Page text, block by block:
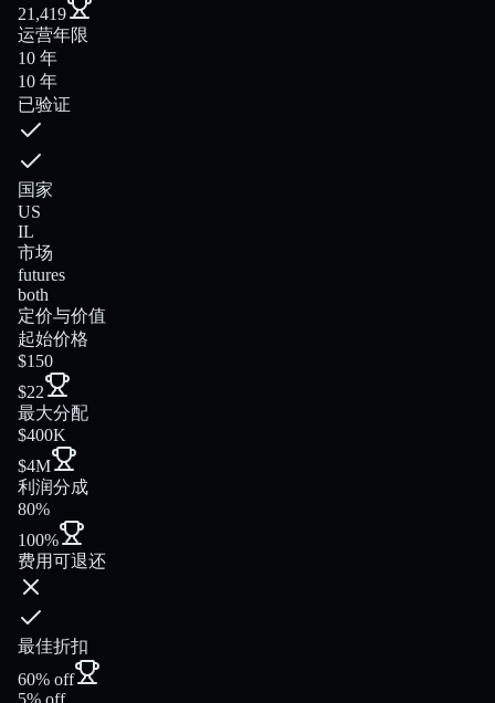
21,419
运营年限
10 年
10 年
已验证
国家
US
IL
市场
futures
both
定价与价值
起始价格
$150
$22
最大分配
$400K
$4M
利润分成
80%
100%
费用可退还
最佳折扣
60% off
5% off